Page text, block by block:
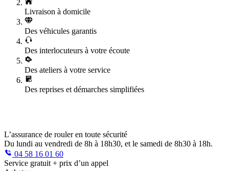
Livraison à domicile
Des véhicules garantis
Des interlocuteurs à votre écoute
Des ateliers à votre service
Des reprises et démarches simplifiées
L’assurance de rouler en toute sécurité
Du lundi au vendredi de 8h à 18h30, et le samedi de 8h30 à 18h.
04 58 16 01 60
Service gratuit + prix d’un appel